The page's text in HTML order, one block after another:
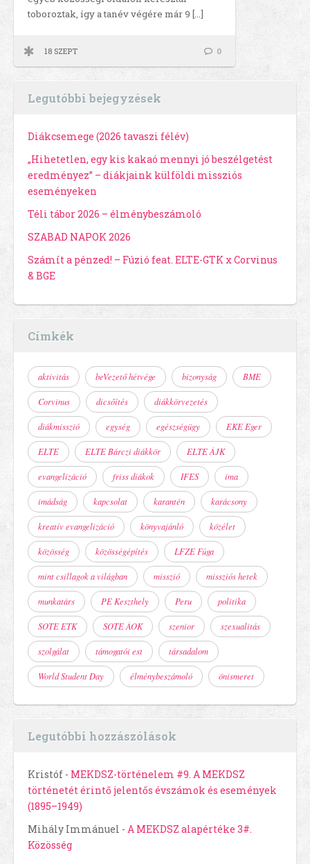
toboroztak, így a tanév végére már 9 […]
18 SZEPT 0
Legutóbbi bejegyzések
Diákcsemege (2026 tavaszi félév)
„Hihetetlen, egy kis kakaó mennyi jó beszélgetést
eredményez” – diákjaink külföldi missziós
eseményeken
Téli tábor 2026 – élménybeszámoló
SZABAD NAPOK 2026
Számít a pénzed! – Fúzió feat. ELTE-GTK x Corvinus
& BGE
Címkék
aktivitás beVezető hétvége bizonyság BME
Corvinus dicsőítés diákkörvezetés
diákmisszió egység egészségügy EKE Eger
ELTE ELTE Bárczi diákkör ELTE ÁJK
evangelizáció friss diákok IFES ima
imádság kapcsolat karantén karácsony
kreatív evangelizáció könyvajánló közélet
közösség közösségépítés LFZE Fúga
mint csillagok a világban misszió missziós hetek
munkatárs PE Keszthely Peru politika
SOTE ETK SOTE ÁOK szenior szexualitás
szolgálat támogatói est társadalom
World Student Day élménybeszámoló önismeret
Legutóbbi hozzászólások
Kristóf - MEKDSZ-történelem #9. A MEKDSZ
történetét érintő jelentős évszámok és események
(1895–1949)
Mihály Immánuel - A MEKDSZ alapértéke 3#.
Közösség